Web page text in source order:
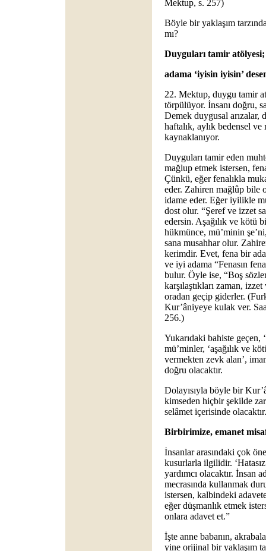
Mektup, s. 257)
Böyle bir yaklaşım
mı?
Duyguları tamir
adama ‘iyisin iyisin’
22. Mektup, duygu tamir
törpülüyor. İnsanı doğru,
Demek duygusal arızalar,
haftalık, aylık bedensel
kaynaklanıyor.
Duyguları tamir eden
mağlup etmek istersen,
Çünkü, eğer fenalıkla
eder. Zahiren mağlûp bile
idame eder. Eğer iyilikle
dost olur. “Şeref ve izzet
edersin. Aşağılık ve kötü
hükmünce, mü’minin
sana musahhar olur.
kerimdir. Evet, fena bir
ve iyi adama “Fenasın
bulur. Öyle ise, “Boş
karşılaştıkları zaman,
oradan geçip giderler.
Kur’âniyeye kulak ver.
256.)
Yukarıdaki bahiste geçen,
mü’minler, ‘aşağılık ve
vermekten zevk alan’,
doğru olacaktır.
Dolayısıyla böyle bir
kimseden hiçbir şekilde
selâmet içerisinde olacaktır.
Birbirimize, emanet
İnsanlar arasındaki çok
kusurlarla ilgilidir.
yardımcı olacaktır. İnsan
mecrasında kullanmak
istersen, kalbindeki
eğer düşmanlık etmek
onlara adavet et.”
İşte anne babanın,
yine orijinal bir yaklaşım